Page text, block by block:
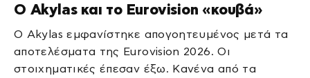
Ο Akylas και το Eurovision «κουβά»
Ο Akylas εμφανίστηκε απογοητευμένος μετά τα
αποτελέσματα της Eurovision 2026. Οι
στοιχηματικές έπεσαν έξω. Κανένα από τα